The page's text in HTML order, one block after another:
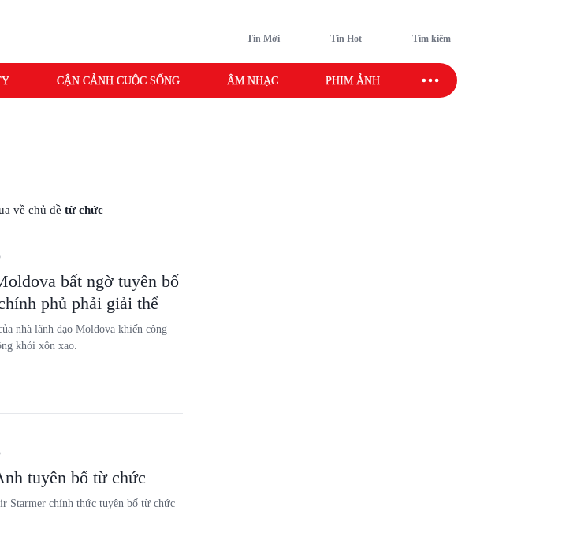
Tin Mới Tin Hot Tìm kiếm
CẬN CẢNH CUỘC SỐNG ÂM NHẠC PHIM ẢNH SAO SPORT
về chủ đề từ chức
bất ngờ tuyên bố
phủ phải giải thể
nhà lãnh đạo Moldova khiến công
khỏi xôn xao.
tuyên bố từ chức
Starmer chính thức tuyên bố từ chức